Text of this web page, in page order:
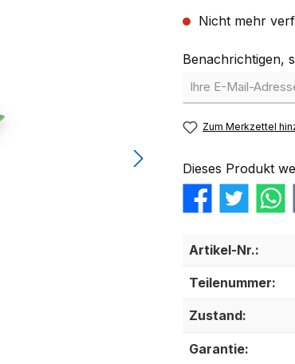
Nicht mehr
Benachrichtigen,
Zum Merkzettel
Dieses Produkt
Artikel-Nr.:
Teilenummer:
Zustand:
Garantie: